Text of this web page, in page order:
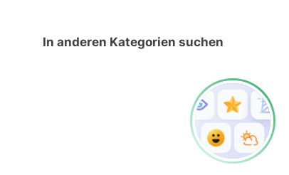
In anderen Kategorien suchen